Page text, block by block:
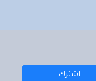
اشترك